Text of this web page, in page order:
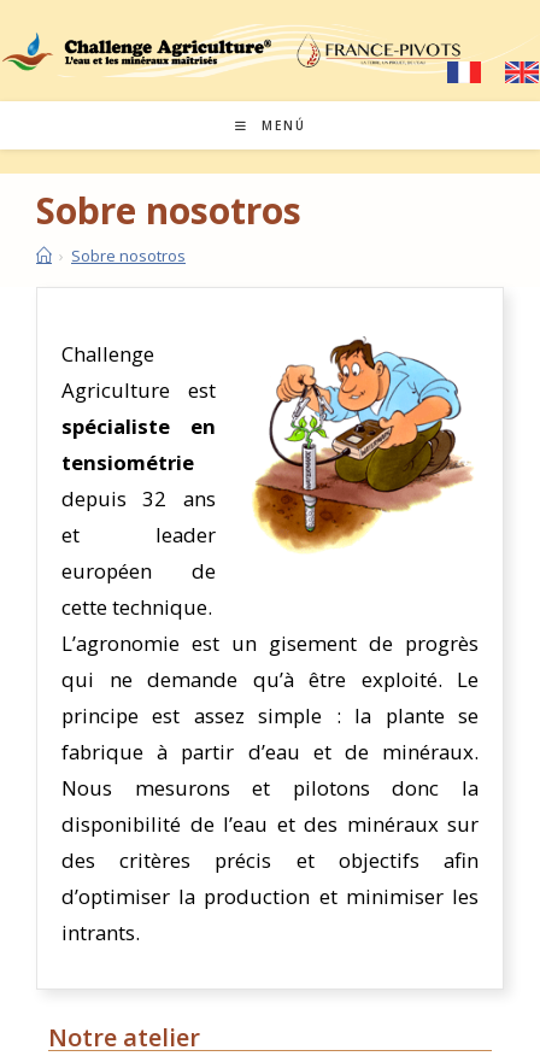
MENÚ
Sobre nosotros
› Sobre nosotros
Challenge
Agriculture est
spécialiste en
tensiométrie
depuis 32 ans
et leader
européen de
cette technique.
L’agronomie est un gisement de progrès
qui ne demande qu’à être exploité. Le
principe est assez simple : la plante se
fabrique à partir d’eau et de minéraux.
Nous mesurons et pilotons donc la
disponibilité de l’eau et des minéraux sur
des critères précis et objectifs afin
d’optimiser la production et minimiser les
intrants.
Notre atelier